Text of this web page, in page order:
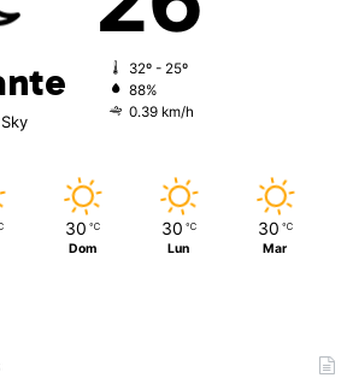
32º - 25º
88%
0.39 km/h
30 ℃
Dom
30 ℃
Lun
30 ℃
Mar